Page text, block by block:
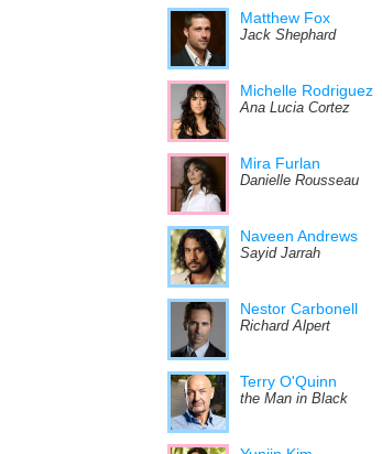
Matthew Fox
Jack Shephard
Michelle Rodriguez
Ana Lucia Cortez
Mira Furlan
Danielle Rousseau
Naveen Andrews
Sayid Jarrah
Nestor Carbonell
Richard Alpert
Terry O'Quinn
the Man in Black